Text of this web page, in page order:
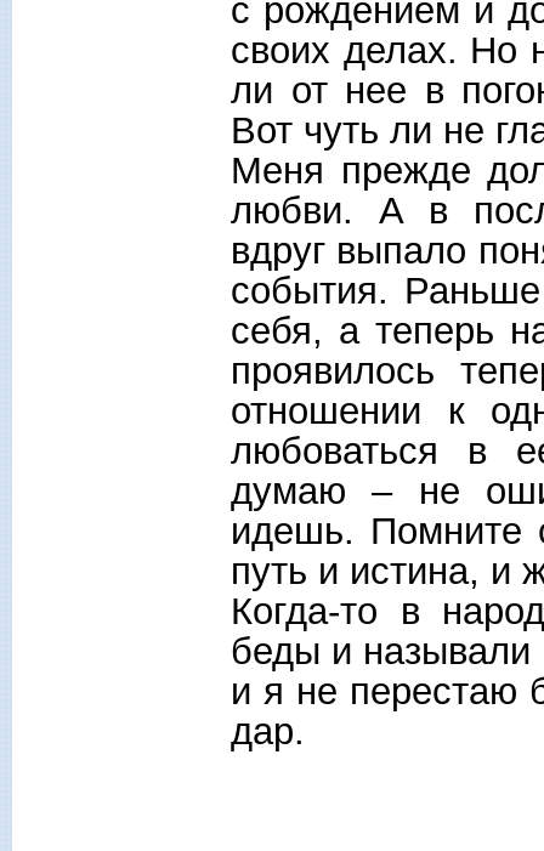
с рождением и
своих делах. Но
ли от нее в
Вот чуть ли не
Меня прежде
любви. А в
вдруг выпало
события.
себя, а теперь
проявилось
отношении к
любоваться в
думаю – не
идешь. Помните
путь и истина, и
Когда-то в
беды и
и я не перестаю
дар.